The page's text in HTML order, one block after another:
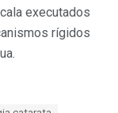
executados
rígidos